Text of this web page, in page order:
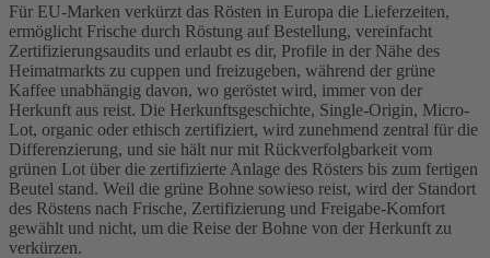
Für EU-Marken verkürzt das Rösten in Europa die Lieferzeiten,
ermöglicht Frische durch Röstung auf Bestellung, vereinfacht
Zertifizierungsaudits und erlaubt es dir, Profile in der Nähe des
Heimatmarkts zu cuppen und freizugeben, während der grüne
Kaffee unabhängig davon, wo geröstet wird, immer von der
Herkunft aus reist. Die Herkunftsgeschichte, Single-Origin, Micro-
Lot, organic oder ethisch zertifiziert, wird zunehmend zentral für die
Differenzierung, und sie hält nur mit Rückverfolgbarkeit vom
grünen Lot über die zertifizierte Anlage des Rösters bis zum fertigen
Beutel stand. Weil die grüne Bohne sowieso reist, wird der Standort
des Röstens nach Frische, Zertifizierung und Freigabe-Komfort
gewählt und nicht, um die Reise der Bohne von der Herkunft zu
verkürzen.